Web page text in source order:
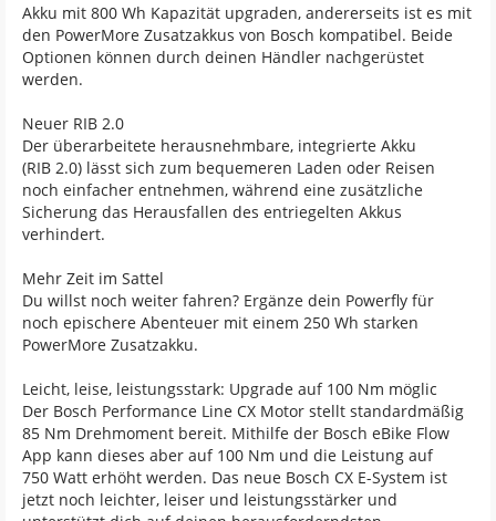
Akku mit 800 Wh Kapazität upgraden, andererseits ist es mit
den PowerMore Zusatzakkus von Bosch kompatibel. Beide
Optionen können durch deinen Händler nachgerüstet
werden.
Neuer RIB 2.0
Der überarbeitete herausnehmbare, integrierte Akku
(RIB 2.0) lässt sich zum bequemeren Laden oder Reisen
noch einfacher entnehmen, während eine zusätzliche
Sicherung das Herausfallen des entriegelten Akkus
verhindert.
Mehr Zeit im Sattel
Du willst noch weiter fahren? Ergänze dein Powerfly für
noch epischere Abenteuer mit einem 250 Wh starken
PowerMore Zusatzakku.
Leicht, leise, leistungsstark: Upgrade auf 100 Nm möglic
Der Bosch Performance Line CX Motor stellt standardmäßig
85 Nm Drehmoment bereit. Mithilfe der Bosch eBike Flow
App kann dieses aber auf 100 Nm und die Leistung auf
750 Watt erhöht werden. Das neue Bosch CX E-System ist
jetzt noch leichter, leiser und leistungsstärker und